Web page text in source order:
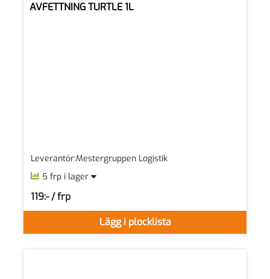
AVFETTNING TURTLE 1L
Leverantör:Mestergruppen Logistik
5 frp i lager
Lägg i plocklista
119:- / frp
SEK per FRP